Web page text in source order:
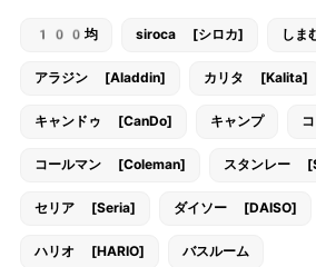
100均 siroca [シロカ] しま
アラジン [Aladdin] カリタ [Kalita]
キャンドゥ [CanDo] キャンプ
コールマン [Coleman] スタンレー
セリア [Seria] ダイソー [DAISO]
ハリオ [HARIO] バスルーム